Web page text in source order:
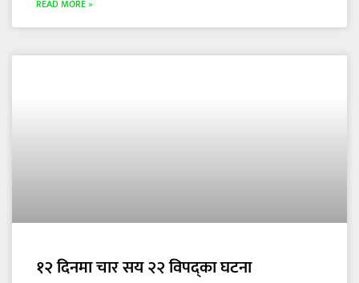
READ MORE »
१२ दिनमा चार सय २२ विपद्का घटना